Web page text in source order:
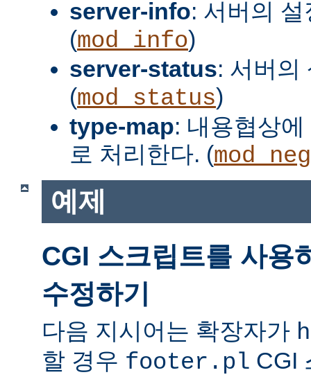
server-info: 서버의
(mod_info)
server-status: 서버의
(mod_status)
type-map: 내용협상
로 처리한다. (
예제
CGI 스크립트를 사용
수정하기
다음 지시어는 확장자가
할 경우 footer.pl CGI